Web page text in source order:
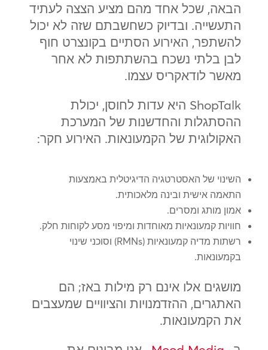
הבאה, שכל אחד מהם מציע הצצה לעתיד
התעשייה. ובדיוק כשחשבתם שזה לא יכול
להשתפר, האירוע הסתיים בקונצרט חוף
לבן בלתי נשכח בהשתתפות לא אחר
מאשר לודאקריס עצמו.
ShopTalk היא עדות לחוסן, יכולת
ההסתגלות והחדשנות של המערכת
האקולוגית של הקמעונאות. האירוע חקר:
השינוי של האסטרטגיה הדיגיטלית באמצעות
התאמה אישית ובינה מלאכותית.
אמון מותג ומסרים.
חוויות קמעונאיות מאוחדות ומיפוי מסע לקוחות חלק.
רשתות מדיה קמעונאיות (RMNs) וסוכני שינוי
בקמעונאות.
מושגים אלו אינם רק מילות באז; הם
האתגרים, ההזדמנויות והציוויים שמעצבים
את הקמעונאות.